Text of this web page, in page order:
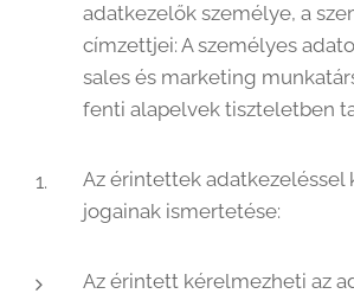
adatkezelők személye, a
címzettjei: A személyes
sales és marketing
fenti alapelvek tiszteletben
Az érintettek adatkezeléssel
jogainak ismertetése:
Az érintett kérelmezheti az